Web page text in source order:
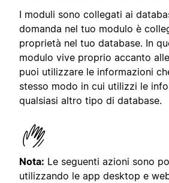
I moduli sono collegati ai
domanda nel tuo modulo è
proprietà nel tuo database. In
modulo vive proprio accanto
puoi utilizzare le informazioni
stesso modo in cui utilizzi le
qualsiasi altro tipo di database.
Nota: Le seguenti azioni sono
utilizzando le app desktop e